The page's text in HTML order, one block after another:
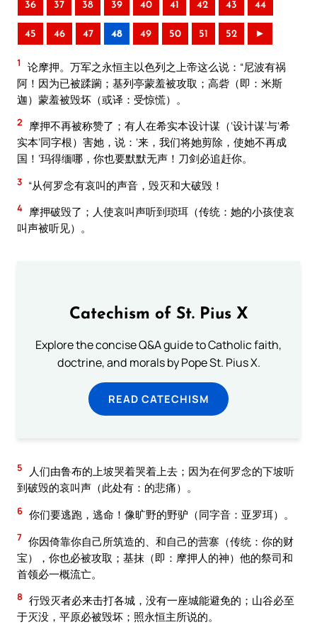
36 37 38 39 40 41 42 43 44
45 46 47 48 49 50 51 52 ►
1
论摩押。万军之永恒主以色列之上帝这么说：“尼波有祸
阿！因为已被蹂躏；基列亭蒙羞被攻取；高砦（即：米斯
迦）蒙羞被毁坏（或译：受惊慌）。
2
摩押不再被称赞了；有人在希实本设计谋（‘设计谋’与‘希
实本’同字根）害她，说：‘来，我们将她剪除，使她不再成
国！’玛得缅哪，你也要默默无声！刀剑必追赶你。
3 “从何罗念有哀叫的声音，毁灭和大破毁！
4 摩押破毁了；人使哀叫声听到琐珥（传统：她的小孩使哀
叫声被听见）。
Catechism of St. Pius X
Explore the concise Q&A guide to Catholic faith,
doctrine, and morals by Pope St. Pius X.
READ CATECHISM
5
人们由鲁布的上坡哭着哭着上去；因为在何罗念的下坡听
到破毁的哀叫声（此处有：的悲痛）。
6 你们要逃跑，逃命！像旷野的野驴（同字音：亚罗珥）。
7 你因倚靠你自己所筑造的、和自己的营寨（传统：你的财
宝），你也必被攻取；基抹（即：摩押人的神）他的祭司和
首领必一概流亡。
8 行毁灭者必来击打各城，没有一座城能避免的；山谷必至
于灭没，平原必被毁坏；照永恒主所说的。